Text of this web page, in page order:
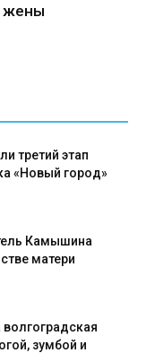
жены
третий этап
«Новый город»
Камышина
матери
зумбой и